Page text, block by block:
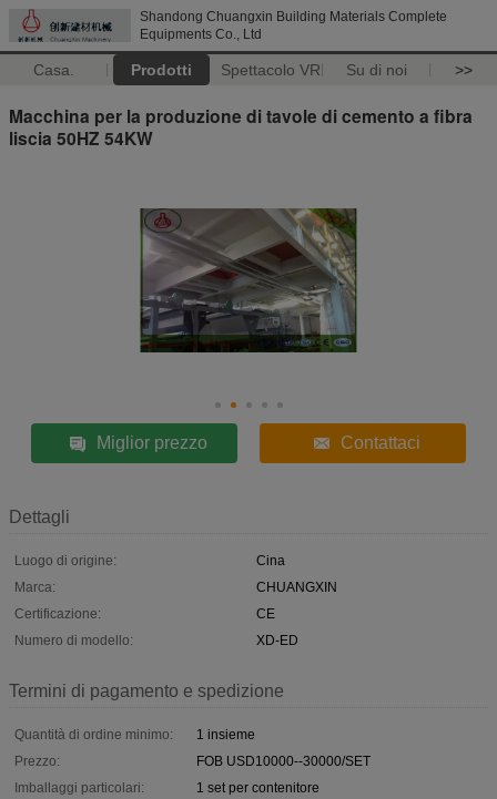
Shandong Chuangxin Building Materials Complete
Equipments Co., Ltd
Casa. Prodotti Spettacolo VR Su di noi >>
Macchina per la produzione di tavole di cemento a fibra
liscia 50HZ 54KW
Miglior prezzo Contattaci
Dettagli
Luogo di origine:
Cina
Marca:
CHUANGXIN
Certificazione:
CE
Numero di modello:
XD-ED
Termini di pagamento e spedizione
Quantità di ordine minimo:
1 insieme
Prezzo:
FOB USD10000--30000/SET
Imballaggi particolari:
1 set per contenitore